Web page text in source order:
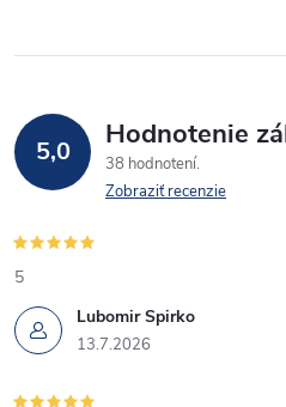
5,0 Hodnotenie
38 hodnotení
Zobraziť recenzie
Lubomir Spirko
13.7.2026
5